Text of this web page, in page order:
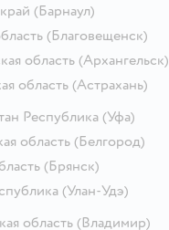
(Барнаул)
(Благовещенск)
область (Архангельск)
область (Астрахань)
Республика (Уфа)
область (Белгород)
(Брянск)
(Улан-Удэ)
область (Владимир)